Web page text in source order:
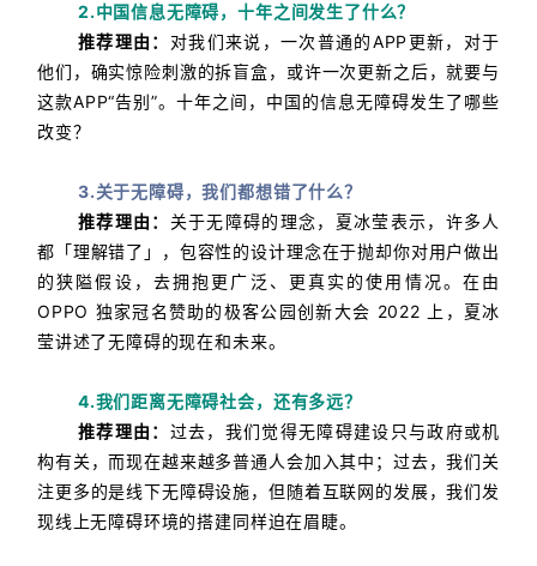
2.中国信息无障碍，十年之间发生了什么？
推荐理由： 对我们来说，一次普通的APP更新，对于
他们，确实惊险刺激的拆盲盒，或许一次更新之后，就要与
这款APP“告别”。十年之间，中国的信息无障碍发生了哪些
改变？
3.关于无障碍，我们都想错了什么？
推荐理由： 关于无障碍的理念，夏冰莹表示，许多人
都「理解错了」，包容性的设计理念在于抛却你对用户做出
的狭隘假设，去拥抱更广泛、更真实的使用情况。在由
OPPO 独家冠名赞助的极客公园创新大会 2022 上，夏冰
莹讲述了无障碍的现在和未来。
4.我们距离无障碍社会，还有多远？
推荐理由： 过去，我们觉得无障碍建设只与政府或机
构有关，而现在越来越多普通人会加入其中； 过去，我们关
注更多的是线下无障碍设施，但随着互联网的发展，我们发
现线上无障碍环境的搭建同样迫在眉睫。